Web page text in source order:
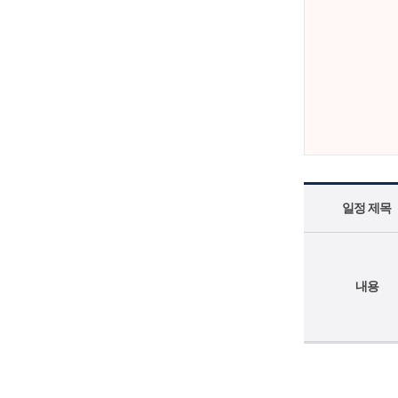
일정 제목
내용